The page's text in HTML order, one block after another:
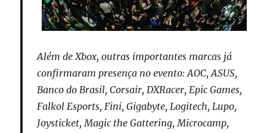
Além de Xbox, outras importantes marcas já
confirmaram presença no evento: AOC, ASUS,
Banco do Brasil, Corsair, DXRacer, Epic Games,
Falkol Esports, Fini, Gigabyte, Logitech, Lupo,
Joysticket, Magic the Gattering, Microcamp,